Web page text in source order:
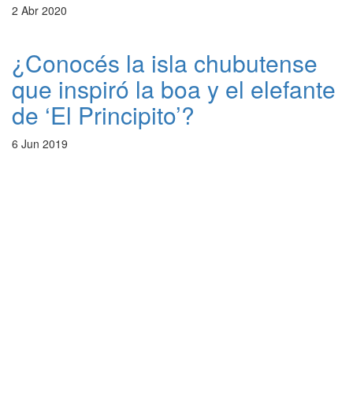
2 Abr 2020
¿Conocés la isla chubutense
que inspiró la boa y el elefante
de ‘El Principito’?
6 Jun 2019